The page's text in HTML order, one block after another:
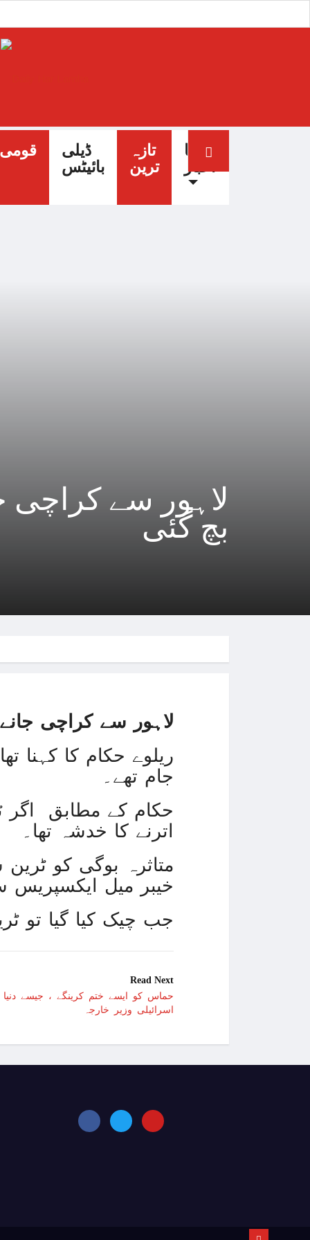
قومی
ڈیلی
بائیٹس
تازہ
ترین
آج کا
اخبار
لاہور سے کراچی
بچ گئی
لاہور سے کراچی
ریلوے حکام کا کہنا
جام تھے۔
حکام کے مطابق اگر
اترنے کا خدشہ تھا۔
متاثرہ بوگی کو
خیبر میل ایکسپریس
جب چیک کیا گیا تو
Read Next
حماس کو ایسے ختم کرینگے ، جیسے دنیا
اسرائیلی وزیر خارجہ